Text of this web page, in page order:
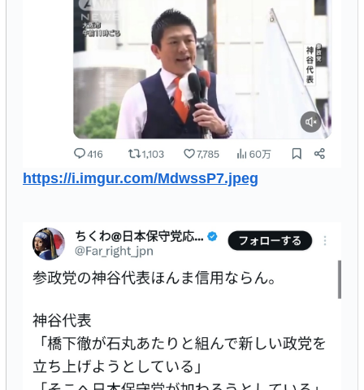
https://i.imgur.com/MdwssP7.jpeg